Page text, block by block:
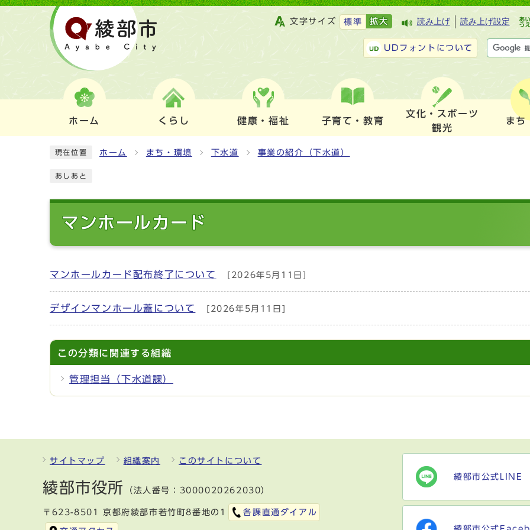
文字サイズ 標準 拡大 読み上げ 読み上げ設定
UDフォントについて
ホーム くらし 健康・福祉 子育て・教育
文化・スポーツ
観光
まち
現在位置 ホーム まち・環境 下水道 事業の紹介（下水道）
あしあと
マンホールカード
マンホールカード配布終了について [2026年5月11日]
デザインマンホール蓋について [2026年5月11日]
この分類に関連する組織
管理担当（下水道課）
サイトマップ 組織案内 このサイトについて
綾部市役所 （法人番号：3000020262030）
〒623-8501 京都府綾部市若竹町8番地の1 各課直通ダイアル
綾部市公式LINE